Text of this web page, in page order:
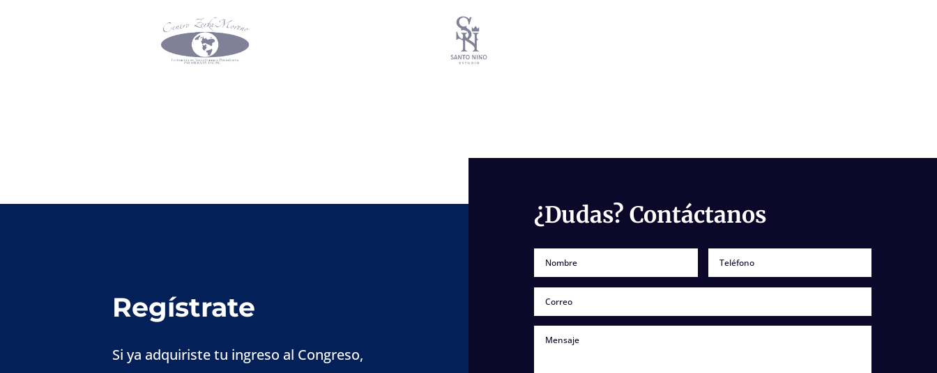
Regístrate
Si ya adquiriste tu ingreso al Congreso,
¿Dudas? Contáctanos